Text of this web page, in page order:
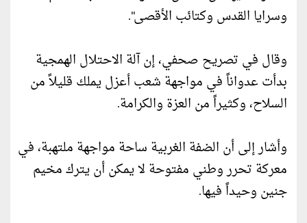
وسرايا القدس وكتائب الأقصى".
وقال في تصريح صحفي، إن آلة الاحتلال الهمجية
بدأت عدواناً في مواجهة شعب أعزل يملك قليلاً من
السلاح، وكثيراً من العزة والكرامة.
وأشار إلى أن الضفة الغربية ساحة مواجهة ملتهبة، في
معركة تحرر وطني مفتوحة لا يمكن أن يترك مخيم
جنين وحيداً فيها.